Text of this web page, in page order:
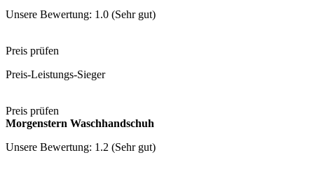
Unsere Bewertung: 1.0 (Sehr gut)
Preis prüfen
Preis-Leistungs-Sieger
Preis prüfen
Morgenstern Waschhandschuh
Unsere Bewertung: 1.2 (Sehr gut)